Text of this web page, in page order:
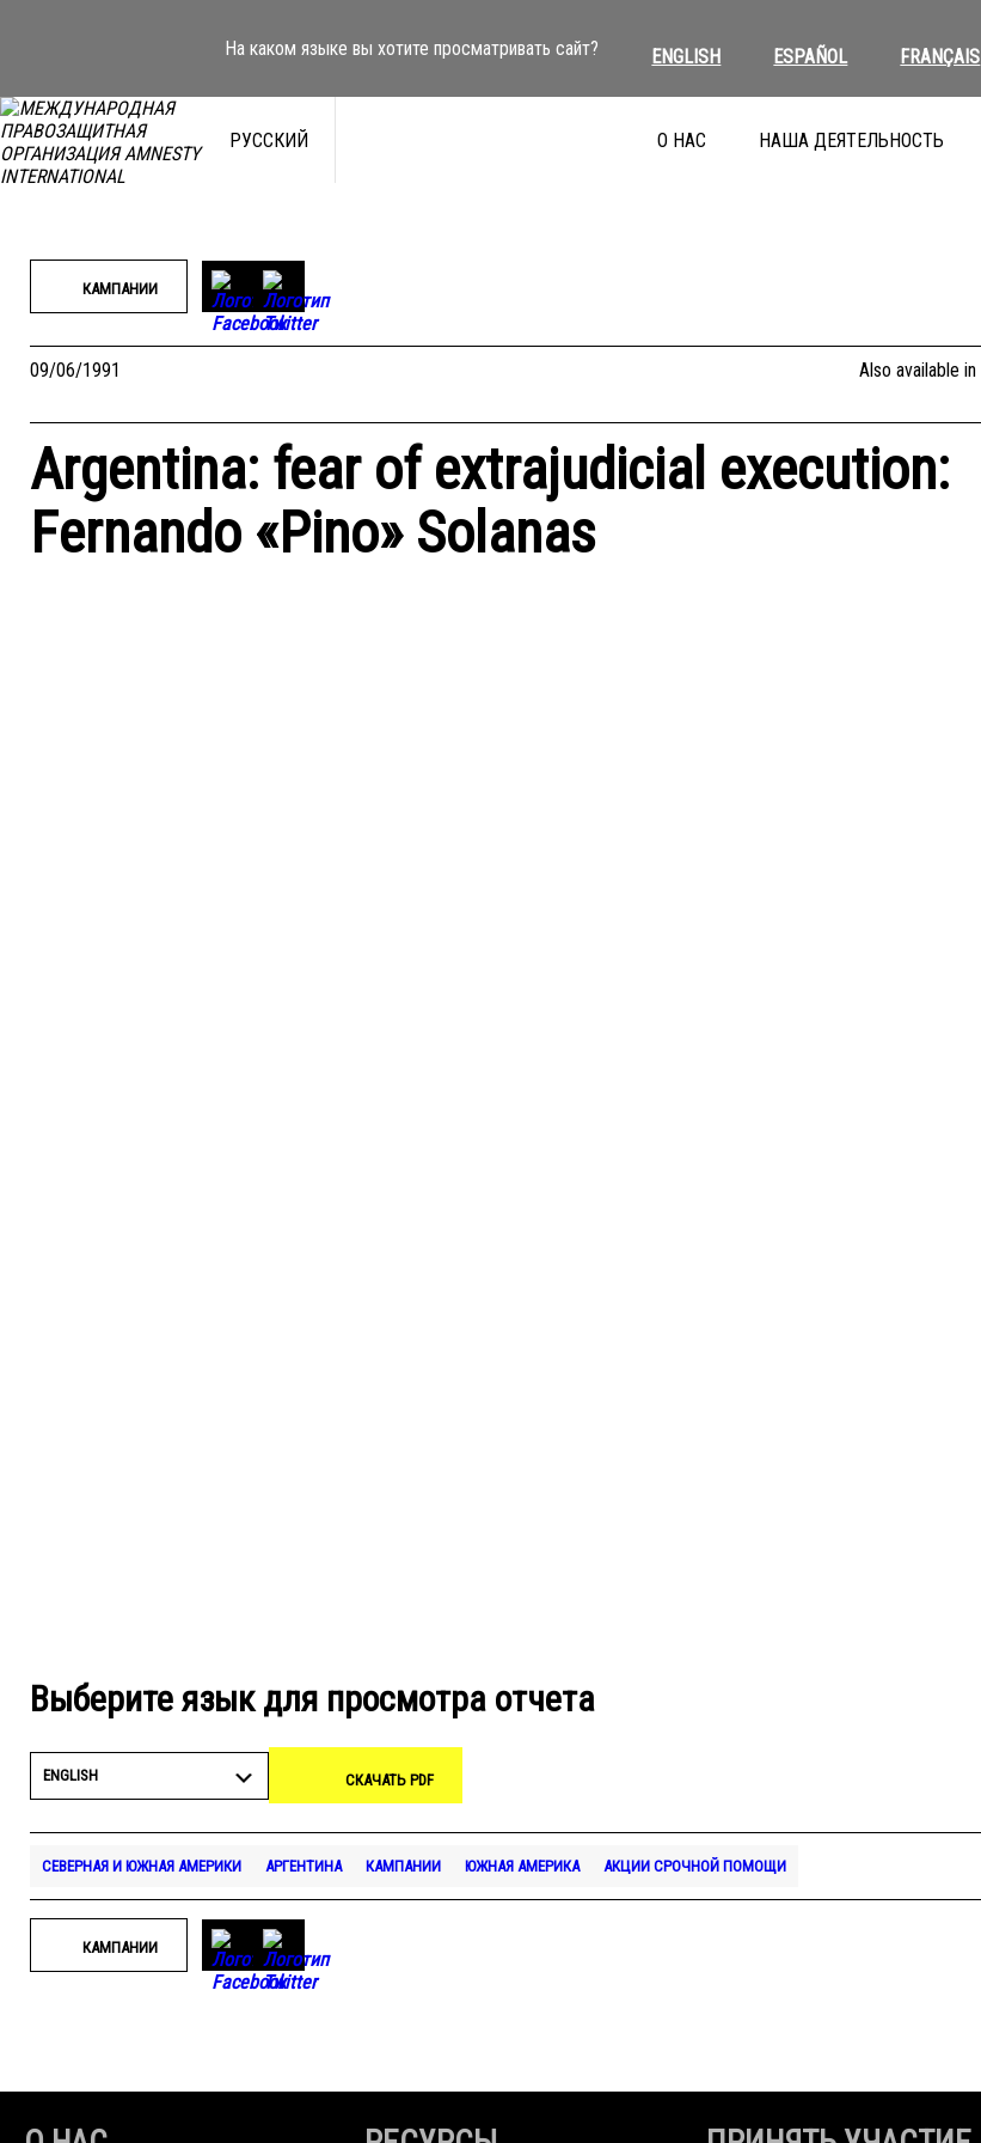
На каком языке вы хотите просматривать сайт? ENGLISH ESPAÑOL FRANÇAIS
РУССКИЙ О НАС НАША ДЕЯТЕЛЬНОСТЬ
КАМПАНИИ
09/06/1991 Also available in
Argentina: fear of extrajudicial execution:
Fernando «Pino» Solanas
Выберите язык для просмотра отчета
ENGLISH СКАЧАТЬ PDF
СЕВЕРНАЯ И ЮЖНАЯ АМЕРИКИ АРГЕНТИНА КАМПАНИИ ЮЖНАЯ АМЕРИКА АКЦИИ СРОЧНОЙ ПОМОЩИ
КАМПАНИИ